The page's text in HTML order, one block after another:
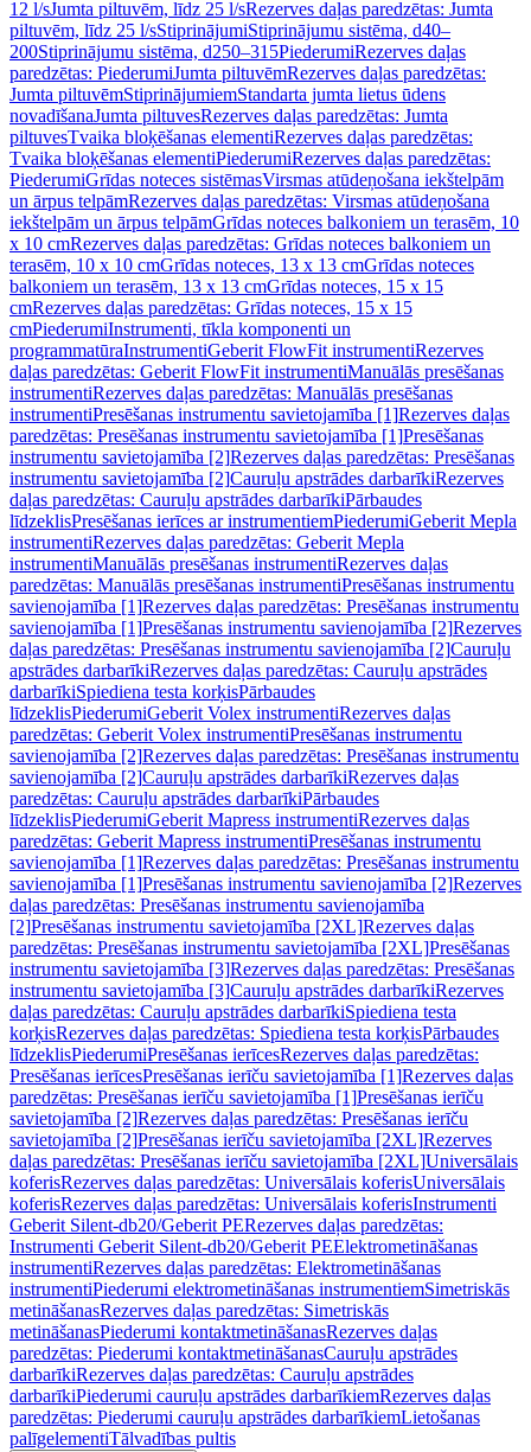
12 l/sJumta piltuvēm, līdz 25 l/sRezerves daļas paredzētas: Jumta
piltuvēm, līdz 25 l/sStiprinājumiStiprinājumu sistēma, d40–
200Stiprinājumu sistēma, d250–315PiederumiRezerves daļas
paredzētas: PiederumiJumta piltuvēmRezerves daļas paredzētas:
Jumta piltuvēmStiprinājumiemStandarta jumta lietus ūdens
novadīšanaJumta piltuvesRezerves daļas paredzētas: Jumta
piltuvesTvaika bloķēšanas elementiRezerves daļas paredzētas:
Tvaika bloķēšanas elementiPiederumiRezerves daļas paredzētas:
PiederumiGrīdas noteces sistēmasVirsmas atūdeņošana iekštelpām
un ārpus telpāmRezerves daļas paredzētas: Virsmas atūdeņošana
iekštelpām un ārpus telpāmGrīdas noteces balkoniem un terasēm, 10
x 10 cmRezerves daļas paredzētas: Grīdas noteces balkoniem un
terasēm, 10 x 10 cmGrīdas noteces, 13 x 13 cmGrīdas noteces
balkoniem un terasēm, 13 x 13 cmGrīdas noteces, 15 x 15
cmRezerves daļas paredzētas: Grīdas noteces, 15 x 15
cmPiederumiInstrumenti, tīkla komponenti un
programmatūraInstrumentiGeberit FlowFit instrumentiRezerves
daļas paredzētas: Geberit FlowFit instrumentiManuālās presēšanas
instrumentiRezerves daļas paredzētas: Manuālās presēšanas
instrumentiPresēšanas instrumentu savietojamība [1]Rezerves daļas
paredzētas: Presēšanas instrumentu savietojamība [1]Presēšanas
instrumentu savietojamība [2]Rezerves daļas paredzētas: Presēšanas
instrumentu savietojamība [2]Cauruļu apstrādes darbarīkiRezerves
daļas paredzētas: Cauruļu apstrādes darbarīkiPārbaudes
līdzeklisPresēšanas ierīces ar instrumentiemPiederumiGeberit Mepla
instrumentiRezerves daļas paredzētas: Geberit Mepla
instrumentiManuālās presēšanas instrumentiRezerves daļas
paredzētas: Manuālās presēšanas instrumentiPresēšanas instrumentu
savienojamība [1]Rezerves daļas paredzētas: Presēšanas instrumentu
savienojamība [1]Presēšanas instrumentu savienojamība [2]Rezerves
daļas paredzētas: Presēšanas instrumentu savienojamība [2]Cauruļu
apstrādes darbarīkiRezerves daļas paredzētas: Cauruļu apstrādes
darbarīkiSpiediena testa korķisPārbaudes
līdzeklisPiederumiGeberit Volex instrumentiRezerves daļas
paredzētas: Geberit Volex instrumentiPresēšanas instrumentu
savienojamība [2]Rezerves daļas paredzētas: Presēšanas instrumentu
savienojamība [2]Cauruļu apstrādes darbarīkiRezerves daļas
paredzētas: Cauruļu apstrādes darbarīkiPārbaudes
līdzeklisPiederumiGeberit Mapress instrumentiRezerves daļas
paredzētas: Geberit Mapress instrumentiPresēšanas instrumentu
savienojamība [1]Rezerves daļas paredzētas: Presēšanas instrumentu
savienojamība [1]Presēšanas instrumentu savienojamība [2]Rezerves
daļas paredzētas: Presēšanas instrumentu savienojamība
[2]Presēšanas instrumentu savietojamība [2XL]Rezerves daļas
paredzētas: Presēšanas instrumentu savietojamība [2XL]Presēšanas
instrumentu savietojamība [3]Rezerves daļas paredzētas: Presēšanas
instrumentu savietojamība [3]Cauruļu apstrādes darbarīkiRezerves
daļas paredzētas: Cauruļu apstrādes darbarīkiSpiediena testa
korķisRezerves daļas paredzētas: Spiediena testa korķisPārbaudes
līdzeklisPiederumiPresēšanas ierīcesRezerves daļas paredzētas:
Presēšanas ierīcesPresēšanas ierīču savietojamība [1]Rezerves daļas
paredzētas: Presēšanas ierīču savietojamība [1]Presēšanas ierīču
savietojamība [2]Rezerves daļas paredzētas: Presēšanas ierīču
savietojamība [2]Presēšanas ierīču savietojamība [2XL]Rezerves
daļas paredzētas: Presēšanas ierīču savietojamība [2XL]Universālais
koferisRezerves daļas paredzētas: Universālais koferisUniversālais
koferisRezerves daļas paredzētas: Universālais koferisInstrumenti
Geberit Silent-db20/Geberit PERezerves daļas paredzētas:
Instrumenti Geberit Silent-db20/Geberit PEElektrometināšanas
instrumentiRezerves daļas paredzētas: Elektrometināšanas
instrumentiPiederumi elektrometināšanas instrumentiemSimetriskās
metināšanasRezerves daļas paredzētas: Simetriskās
metināšanasPiederumi kontaktmetināšanasRezerves daļas
paredzētas: Piederumi kontaktmetināšanasCauruļu apstrādes
darbarīkiRezerves daļas paredzētas: Cauruļu apstrādes
darbarīkiPiederumi cauruļu apstrādes darbarīkiemRezerves daļas
paredzētas: Piederumi cauruļu apstrādes darbarīkiemLietošanas
palīgelementiTālvadības pultis